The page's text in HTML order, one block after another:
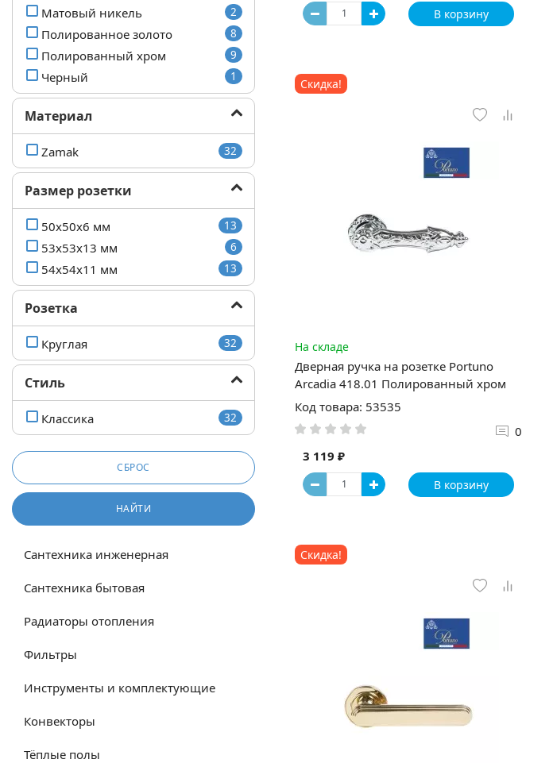
Матовый никель 2
Полированное золото 8
Полированный хром 9
Черный 1
Материал
Zamak 32
Размер розетки
50x50x6 мм 13
53x53x13 мм 6
54x54x11 мм 13
Розетка
Круглая 32
Стиль
Классика 32
СБРОС
НАЙТИ
Сантехника инженерная
Сантехника бытовая
Радиаторы отопления
Фильтры
Инструменты и комплектующие
Конвекторы
Тёплые полы
В корзину
Скидка!
На складе
Дверная ручка на розетке Portuno
Arcadia 418.01 Полированный хром
Код товара: 53535
0
3 119 ₽
В корзину
Скидка!